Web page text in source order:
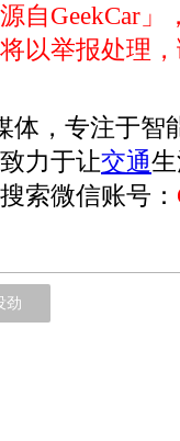
自GeekCar 」
以举报处理
体，专注于智
力于让交通
索微信账号：
劲